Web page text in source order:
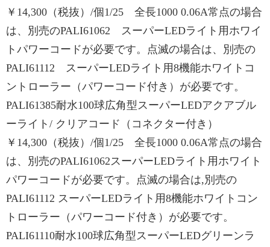
￥14,300（税抜）/個1/25 全長1000 0.06A常点の場合
は、別売のPALI61062 スーパーLEDライト用ホワイ
トパワーコードが必要です。点滅の場合は、別売の
PALI61112 スーパーLEDライト用8機能ホワイトコ
ントローラー（パワーコード付き）が必要です。
PALI61385耐水100球広角型スーパーLEDアクアブル
ーライト/ クリアコード（コネクター付き）
￥14,300（税抜）/個1/25 全長1000 0.06A常点の場合
は、別売のPALI61062スーパーLEDライト用ホワイト
パワーコードが必要です。点滅の場合は,別売の
PALI61112 スーパーLEDライト用8機能ホワイトコン
トローラー（パワーコード付き）が必要です。
PALI61110耐水100球広角型スーパーLEDグリーンラ